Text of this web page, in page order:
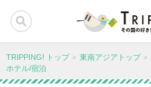
TRIPPING! トップ 東南アジアトップ
ホテル/宿泊